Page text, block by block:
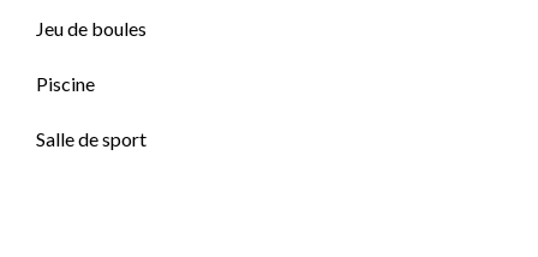
Jeu de boules
Piscine
Salle de sport